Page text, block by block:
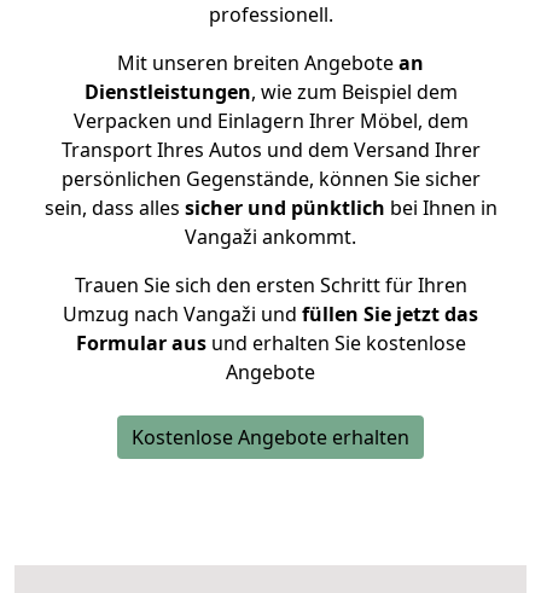
professionell.
Mit unseren breiten Angebotean
Dienstleistungen, wie zum Beispiel dem
Verpacken und Einlagern Ihrer Möbel, dem
Transport Ihres Autos und dem Versand Ihrer
persönlichen Gegenstände, können Sie sicher
sein, dass alles sicher und pünktlich bei Ihnen in
Vangaži ankommt.
Trauen Sie sich den ersten Schritt für Ihren
Umzug nach Vangaži und füllen Sie jetzt das
Formular ausund erhalten Sie kostenlose
Angebote
Kostenlose Angebote erhalten